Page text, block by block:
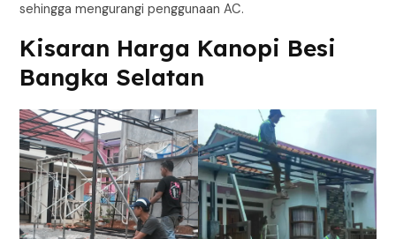
sehingga mengurangi penggunaan AC.
Kisaran Harga Kanopi Besi
Bangka Selatan